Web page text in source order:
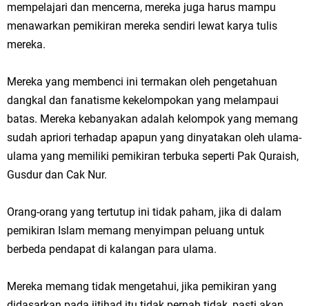
mempelajari dan mencerna, mereka juga harus mampu
menawarkan pemikiran mereka sendiri lewat karya tulis
mereka.
Mereka yang membenci ini termakan oleh pengetahuan
dangkal dan fanatisme kekelompokan yang melampaui
batas. Mereka kebanyakan adalah kelompok yang memang
sudah apriori terhadap apapun yang dinyatakan oleh ulama-
ulama yang memiliki pemikiran terbuka seperti Pak Quraish,
Gusdur dan Cak Nur.
Orang-orang yang tertutup ini tidak paham, jika di dalam
pemikiran Islam memang menyimpan peluang untuk
berbeda pendapat di kalangan para ulama.
Mereka memang tidak mengetahui, jika pemikiran yang